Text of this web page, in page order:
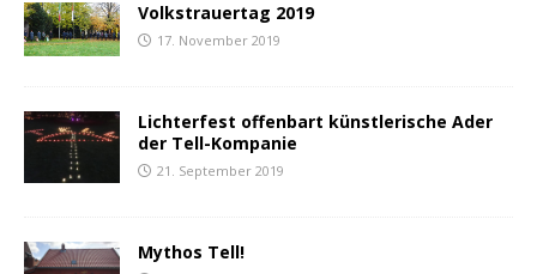
Volkstrauertag 2019
17. November 2019
Lichterfest offenbart künstlerische Ader
der Tell-Kompanie
21. September 2019
Mythos Tell!